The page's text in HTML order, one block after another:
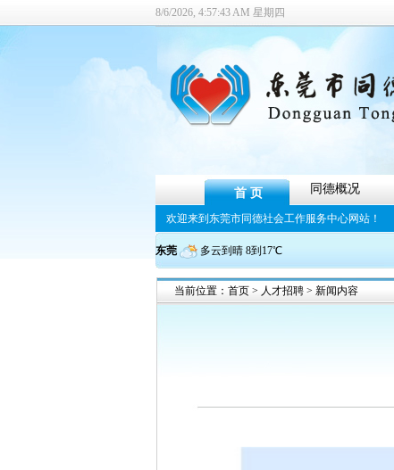
8/6/2026, 4:57:45 AM 星期四
首 页 同德概况
欢迎来到东莞市同德社会工作服务中心网站！
东莞 多云到晴 8到17℃
当前位置： 首页 > 人才招聘 > 新闻内容